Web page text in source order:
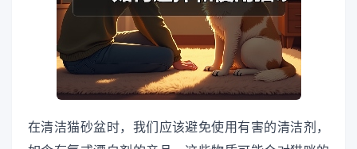
在清洁猫砂盆时，我们应该避免使用有害的清洁剂，